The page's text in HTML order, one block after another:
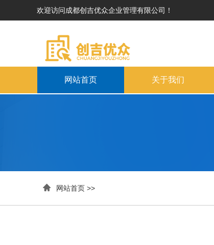
欢迎访问成都创吉优众企业管理有限公司！
网站首页 关于我们
 网站首页 >>